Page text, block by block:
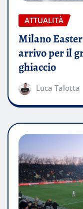
ATTUALITÀ
Milano
arrivo per il
ghiaccio
Luca Talotta